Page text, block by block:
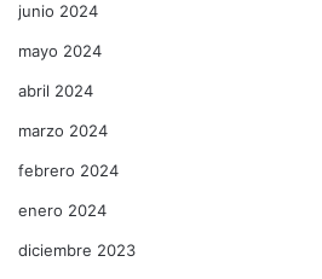
junio 2024
mayo 2024
abril 2024
marzo 2024
febrero 2024
enero 2024
diciembre 2023